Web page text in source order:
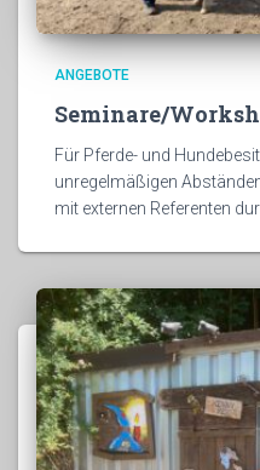
ANGEBOTE
Seminare/
Für Pferde- und
unregelmäßigen
mit externen Referenten